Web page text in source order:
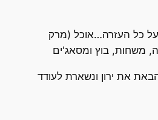
על כל העזרה…אוכל (מרק
משחות, בוץ ומסאג'ים
את ירון ונשארת לעודד